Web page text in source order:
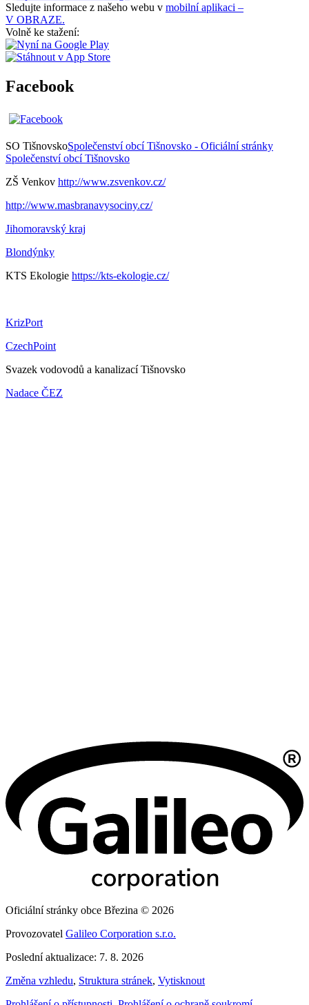
Sledujte informace z našeho webu v mobilní aplikaci –
V OBRAZE.
Volně ke stažení:
Facebook
SO TišnovskoSpolečenství obcí Tišnovsko - Oficiální stránky
Společenství obcí Tišnovsko
ZŠ Venkov http://www.zsvenkov.cz/
http://www.masbranavysociny.cz/
Jihomoravský kraj
Blondýnky
KTS Ekologie https://kts-ekologie.cz/
KrizPort
CzechPoint
Svazek vodovodů a kanalizací Tišnovsko
Nadace ČEZ
Oficiální stránky obce Březina © 2026
Provozovatel Galileo Corporation s.r.o.
Poslední aktualizace: 7. 8. 2026
Změna vzhledu, Struktura stránek, Vytisknout